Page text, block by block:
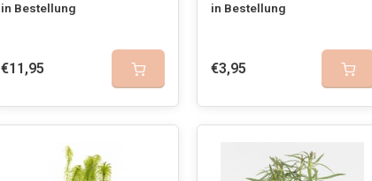
in Bestellung
€11,95
in Bestellung
€3,95